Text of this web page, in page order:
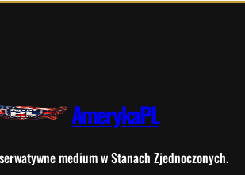
AmerykaPL
medium w Stanach Zjednoczonych.